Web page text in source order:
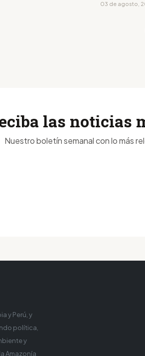
03 de agosto,
las noticias
Nuestro boletín semanal con lo más
y Perú, y
política,
y
Amazonía